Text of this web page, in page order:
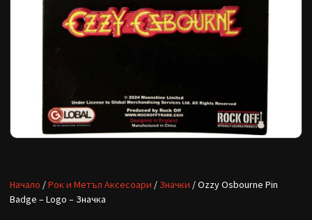
Начало /Рок и Метъл Аксесоари / Значки / Ozzy Osbourne Pin
Badge – Logo – Значка